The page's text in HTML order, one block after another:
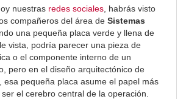
nuestras redes sociales , habrás visto
compañeros del área de Sistemas
una pequeña placa verde y llena de
vista, podría parecer una pieza de
o el componente interno de un
pero en el diseño arquitectónico de
, esa pequeña placa asume el papel más
el cerebro central de la operación.